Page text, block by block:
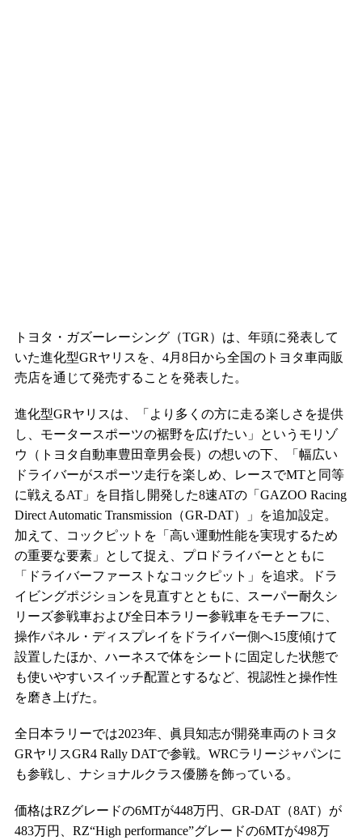
トヨタ・ガズーレーシング（TGR）は、年頭に発表して
いた進化型GRヤリスを、4月8日から全国のトヨタ車両販
売店を通じて発売することを発表した。
進化型GRヤリスは、「より多くの方に走る楽しさを提供
し、モータースポーツの裾野を広げたい」というモリゾ
ウ（トヨタ自動車豊田章男会長）の想いの下、「幅広い
ドライバーがスポーツ走行を楽しめ、レースでMTと同等
に戦えるAT」を目指し開発した8速ATの「GAZOO Racing
Direct Automatic Transmission（GR-DAT）」を追加設定。
加えて、コックピットを「高い運動性能を実現するため
の重要な要素」として捉え、プロドライバーとともに
「ドライバーファーストなコックピット」を追求。ドラ
イビングポジションを見直すとともに、スーパー耐久シ
リーズ参戦車および全日本ラリー参戦車をモチーフに、
操作パネル・ディスプレイをドライバー側へ15度傾けて
設置したほか、ハーネスで体をシートに固定した状態で
も使いやすいスイッチ配置とするなど、視認性と操作性
を磨き上げた。
全日本ラリーでは2023年、眞貝知志が開発車両のトヨタ
GRヤリスGR4 Rally DATで参戦。WRCラリージャパンに
も参戦し、ナショナルクラス優勝を飾っている。
価格はRZグレードの6MTが448万円、GR-DAT（8AT）が
483万円、RZ“High performance”グレードの6MTが498万